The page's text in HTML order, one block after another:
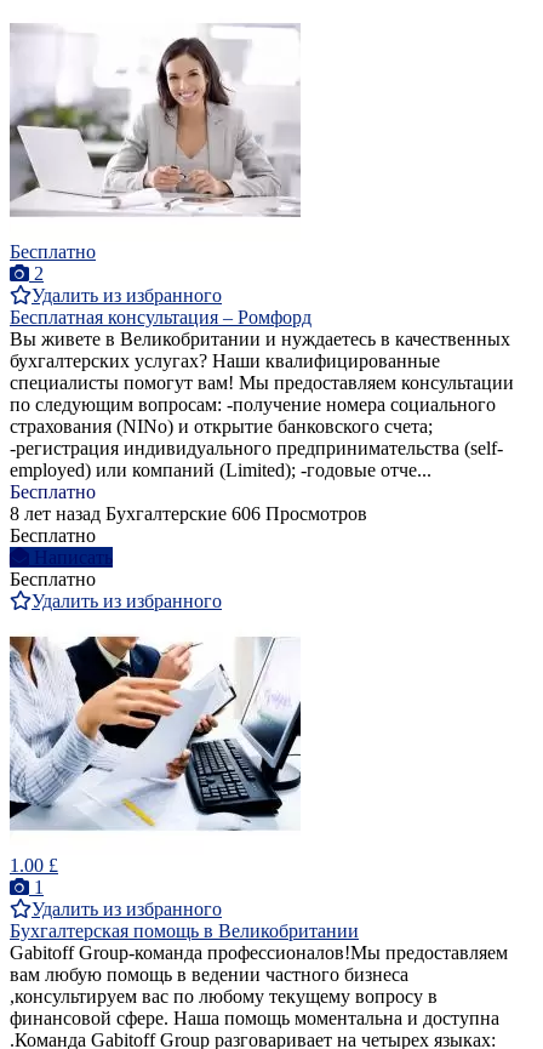
Бесплатно
2
Удалить из избранного
Бесплатная консультация – Ромфорд
Вы живете в Великобритании и нуждаетесь в качественных
бухгалтерских услугах? Наши квалифицированные
специалисты помогут вам! Мы предоставляем консультации
по следующим вопросам: -получение номера социального
страхования (NINo) и открытие банковского счета;
-регистрация индивидуального предпринимательства (self-
employed) или компаний (Limited); -годовые отче...
Бесплатно
8 лет назад Бухгалтерские 606 Просмотров
Бесплатно
Написать
Бесплатно
Удалить из избранного
1.00 £
1
Удалить из избранного
Бухгалтерская помощь в Великобритании
Gabitoff Group-команда профессионалов!Мы предоставляем
вам любую помощь в ведении частного бизнеса
,консультируем вас по любому текущему вопросу в
финансовой сфере. Наша помощь моментальна и доступна
.Команда Gabitoff Group разговаривает на четырех языках: